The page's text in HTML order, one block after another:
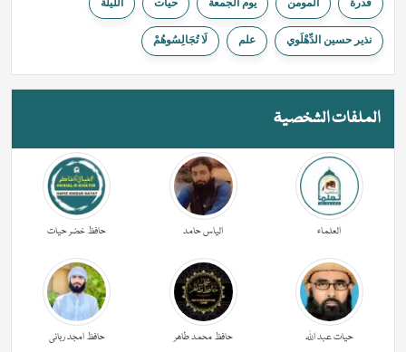
نذير حسين الدِّهْلَوي علم لَا تُجَالِسُوهُمْ
الملفات الشخصية
العلماء الیاس حامد حافظ خضر حیات
حیات عبد اللہ حافظ محمد طاھر حافظ امجد ربانی